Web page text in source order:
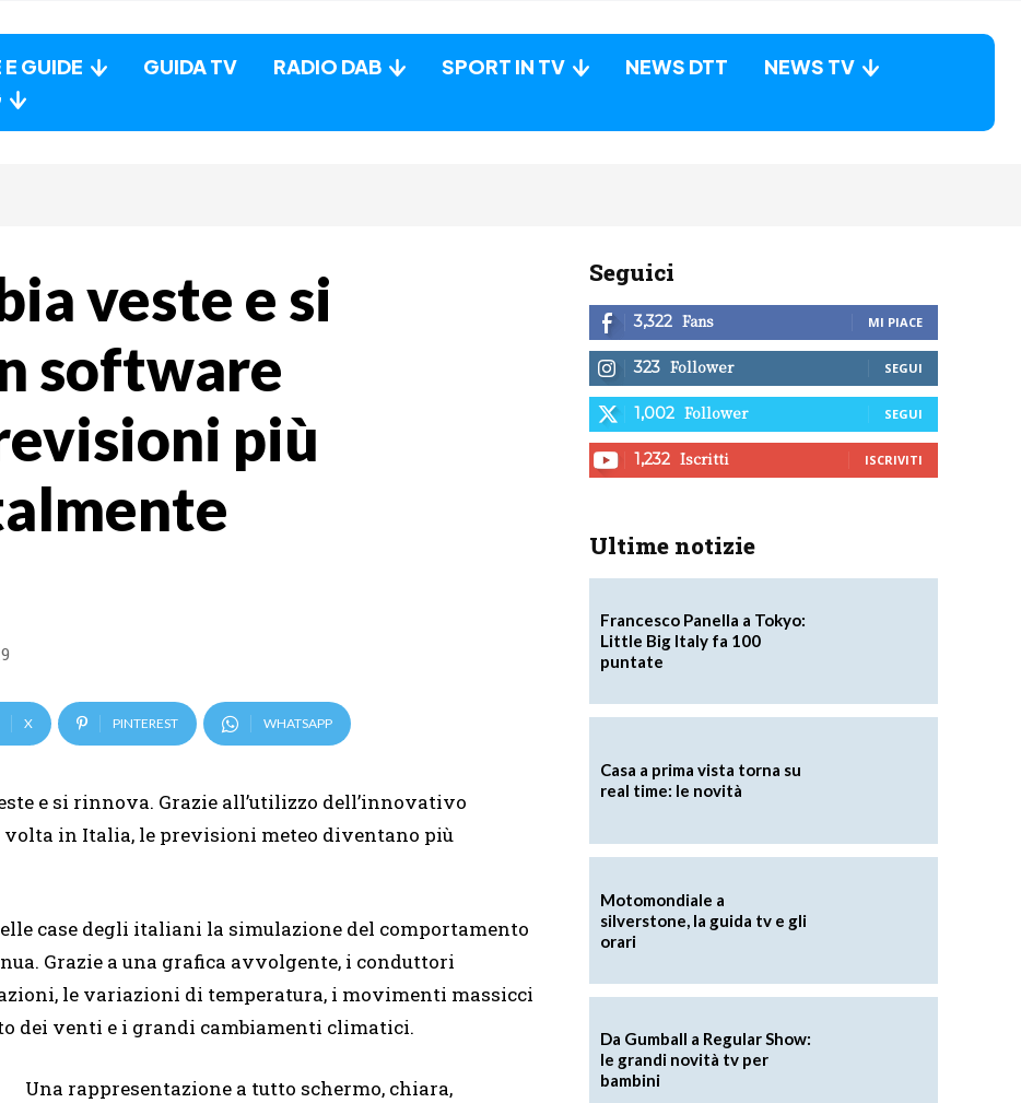
GUIDE GUIDA TV RADIO DAB SPORT IN TV NEWS DTT
NEWS TV
veste e si
software
più
X PINTEREST WHATSAPP
e si rinnova. Grazie all’utilizzo dell’innovativo
volta in Italia, le previsioni meteo diventano più
case degli italiani la simulazione del comportamento
Grazie a una grafica avvolgente, i conduttori
le variazioni di temperatura, i movimenti massicci
dei venti e i grandi cambiamenti climatici.
Una rappresentazione a tutto schermo, chiara,
Seguici
3,322 Fans MI PIACE
323 Follower SEGUI
1,002 Follower SEGUI
1,232 Iscritti ISCRIVITI
Ultime notizie
Francesco Panella a Tokyo:
Little Big Italy fa 100
puntate
Casa a prima vista torna su
real time: le novità
Motomondiale a
silverstone, la guida tv e gli
orari
Da Gumball a Regular Show:
le grandi novità tv per
bambini